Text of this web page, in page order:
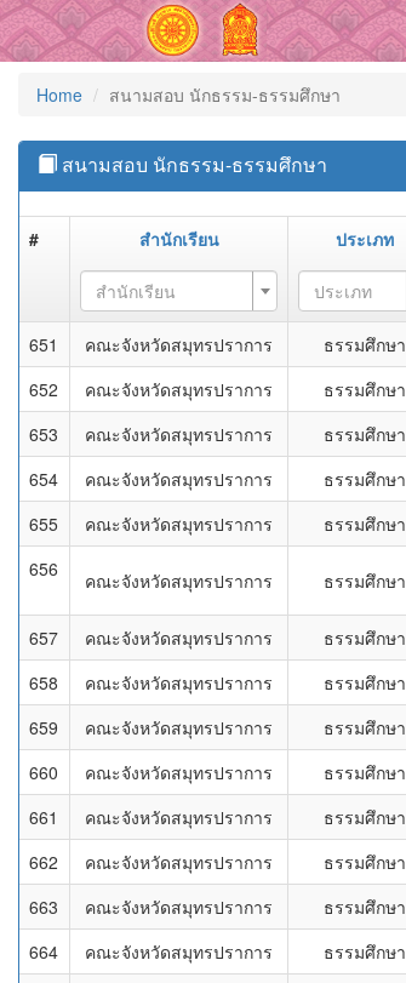
Home สนามสอบ นักธรรม-ธรรมศึกษา
สนามสอบ นักธรรม-ธรรมศึกษา
# สำนักเรียน ประเภท
สำนักเรียน ประเภท
651 คณะจังหวัดสมุทรปราการ ธรรมศึกษา
652
คณะจังหวัดสมุทรปราการ ธรรมศึกษา
653
คณะจังหวัดสมุทรปราการ ธรรมศึกษา
654
คณะจังหวัดสมุทรปราการ ธรรมศึกษา
655
คณะจังหวัดสมุทรปราการ ธรรมศึกษา
656
คณะจังหวัดสมุทรปราการ ธรรมศึกษา
657 คณะจังหวัดสมุทรปราการ ธรรมศึกษา
658
คณะจังหวัดสมุทรปราการ ธรรมศึกษา
659
คณะจังหวัดสมุทรปราการ ธรรมศึกษา
660
คณะจังหวัดสมุทรปราการ ธรรมศึกษา
661
คณะจังหวัดสมุทรปราการ ธรรมศึกษา
662
คณะจังหวัดสมุทรปราการ ธรรมศึกษา
663
คณะจังหวัดสมุทรปราการ ธรรมศึกษา
664
คณะจังหวัดสมุทรปราการ ธรรมศึกษา